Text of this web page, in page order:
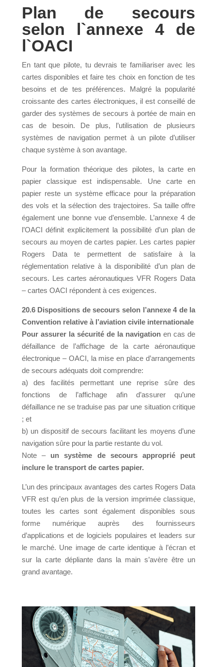
Plan de secours
selon l`annexe 4 de
l`OACI
En tant que pilote, tu devrais te familiariser avec les
cartes disponibles et faire tes choix en fonction de tes
besoins et de tes préférences. Malgré la popularité
croissante des cartes électroniques, il est conseillé de
garder des systèmes de secours à portée de main en
cas de besoin. De plus, l’utilisation de plusieurs
systèmes de navigation permet à un pilote d’utiliser
chaque système à son avantage.
Pour la formation théorique des pilotes, la carte en
papier classique est indispensable. Une carte en
papier reste un système efficace pour la préparation
des vols et la sélection des trajectoires. Sa taille offre
également une bonne vue d’ensemble. L’annexe 4 de
l’OACI définit explicitement la possibilité d’un plan de
secours au moyen de cartes papier. Les cartes papier
Rogers Data te permettent de satisfaire à la
réglementation relative à la disponibilité d’un plan de
secours. Les cartes aéronautiques VFR Rogers Data
– cartes OACI répondent à ces exigences.
20.6 Dispositions de secours selon l’annexe 4 de la
Convention relative à l’aviation civile internationale
Pour assurer la sécurité de la navigation en cas de
défaillance de l’affichage de la carte aéronautique
électronique – OACI, la mise en place d’arrangements
de secours adéquats doit comprendre:
a) des facilités permettant une reprise sûre des
fonctions de l’affichage afin d’assurer qu’une
défaillance ne se traduise pas par une situation critique
; et
b) un dispositif de secours facilitant les moyens d’une
navigation sûre pour la partie restante du vol.
Note – un système de secours approprié peut
inclure le transport de cartes papier.
L’un des principaux avantages des cartes Rogers Data
VFR est qu’en plus de la version imprimée classique,
toutes les cartes sont également disponibles sous
forme numérique auprès des fournisseurs
d’applications et de logiciels populaires et leaders sur
le marché. Une image de carte identique à l’écran et
sur la carte dépliante dans la main s’avère être un
grand avantage.